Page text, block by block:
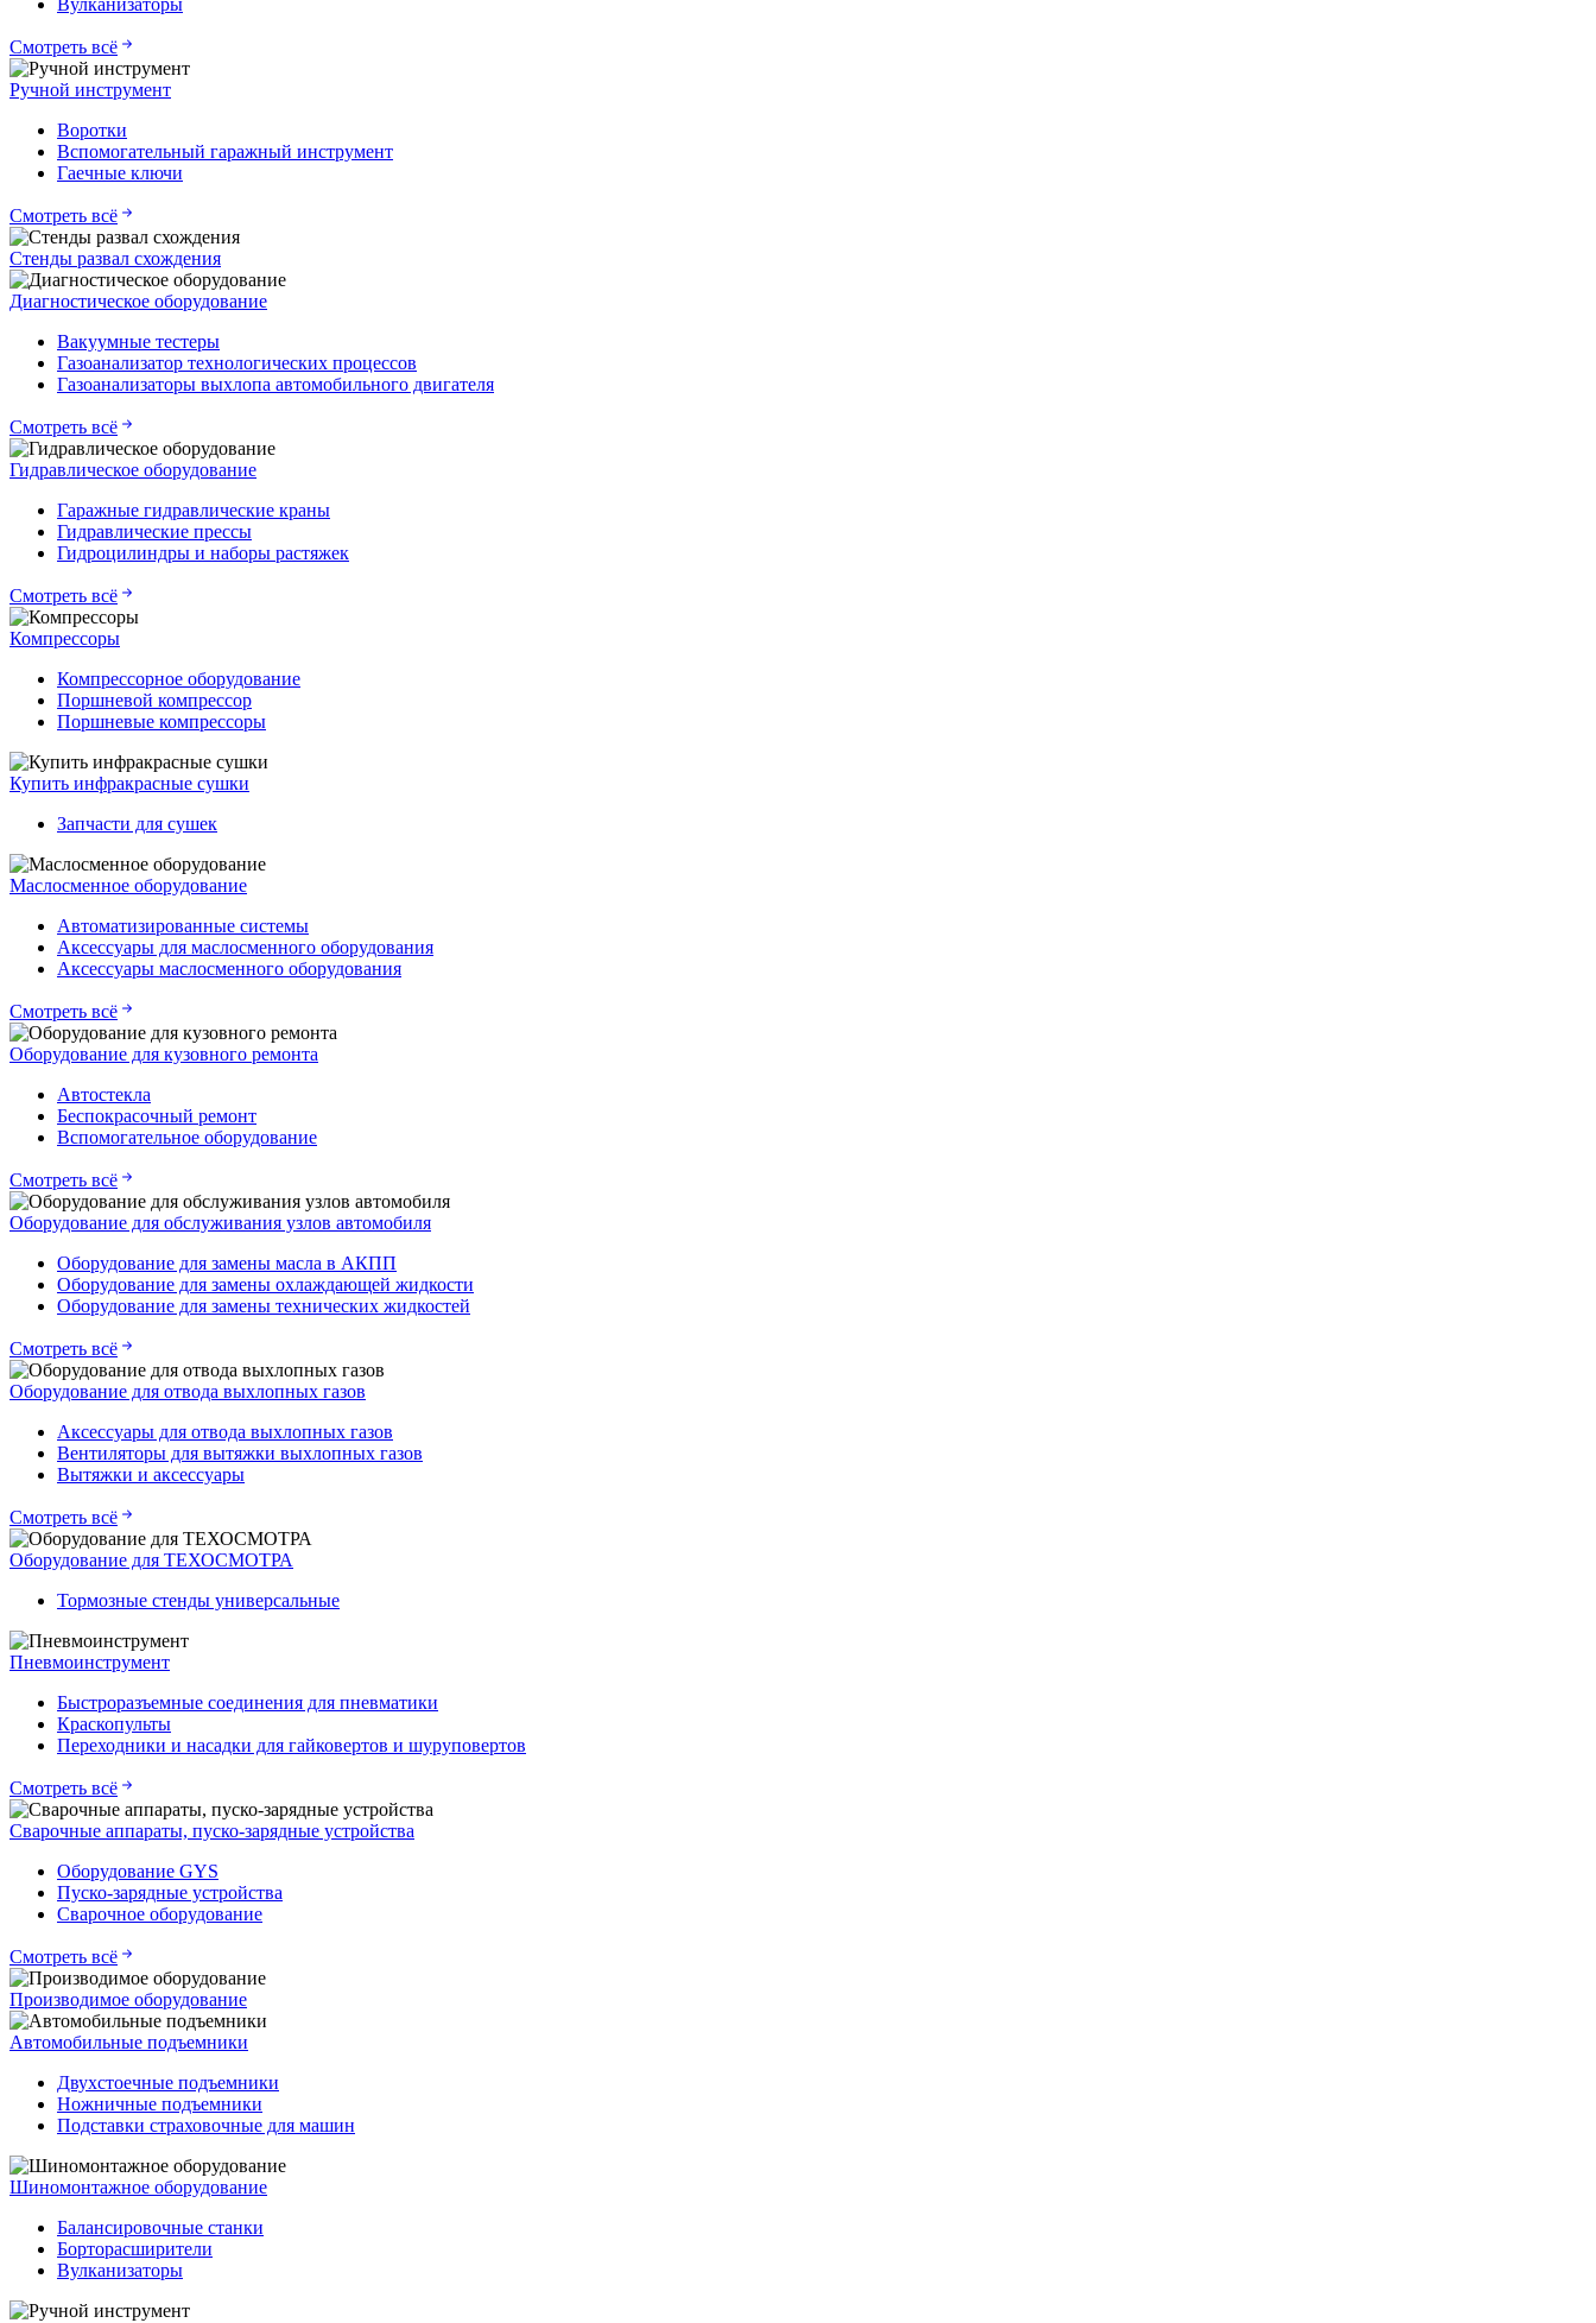
Смотреть всё
Ручной инструмент
Воротки
Вспомогательный гаражный инструмент
Гаечные ключи
Смотреть всё
Стенды развал схождения
Диагностическое оборудование
Вакуумные тестеры
Газоанализатор технологических процессов
Газоанализаторы выхлопа автомобильного двигателя
Смотреть всё
Гидравлическое оборудование
Гаражные гидравлические краны
Гидравлические прессы
Гидроцилиндры и наборы растяжек
Смотреть всё
Компрессоры
Компрессорное оборудование
Поршневой компрессор
Поршневые компрессоры
Купить инфракрасные сушки
Запчасти для сушек
Маслосменное оборудование
Автоматизированные системы
Аксессуары для маслосменного оборудования
Аксессуары маслосменного оборудования
Смотреть всё
Оборудование для кузовного ремонта
Автостекла
Беспокрасочный ремонт
Вспомогательное оборудование
Смотреть всё
Оборудование для обслуживания узлов автомобиля
Оборудование для замены масла в АКПП
Оборудование для замены охлаждающей жидкости
Оборудование для замены технических жидкостей
Смотреть всё
Оборудование для отвода выхлопных газов
Аксессуары для отвода выхлопных газов
Вентиляторы для вытяжки выхлопных газов
Вытяжки и аксессуары
Смотреть всё
Оборудование для ТЕХОСМОТРА
Тормозные стенды универсальные
Пневмоинструмент
Быстроразъемные соединения для пневматики
Краскопульты
Переходники и насадки для гайковертов и шуруповертов
Смотреть всё
Сварочные аппараты, пуско-зарядные устройства
Оборудование GYS
Пуско-зарядные устройства
Сварочное оборудование
Смотреть всё
Производимое оборудование
Автомобильные подъемники
Двухстоечные подъемники
Ножничные подъемники
Подставки страховочные для машин
Шиномонтажное оборудование
Балансировочные станки
Борторасширители
Вулканизаторы